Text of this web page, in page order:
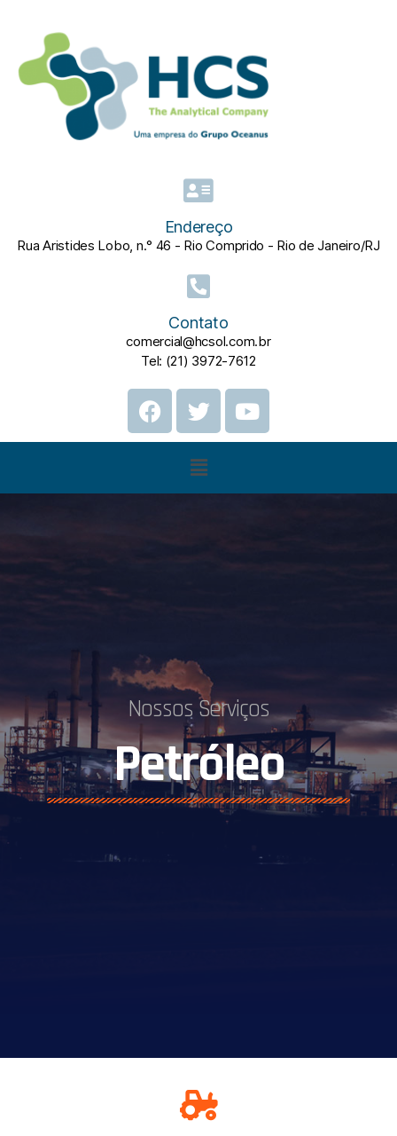
Endereço
Rua Aristides Lobo, n.° 46 - Rio Comprido - Rio de Janeiro/RJ
Contato
comercial@hcsol.com.br
Tel: (21) 3972-7612
Nossos Serviços
Petróleo